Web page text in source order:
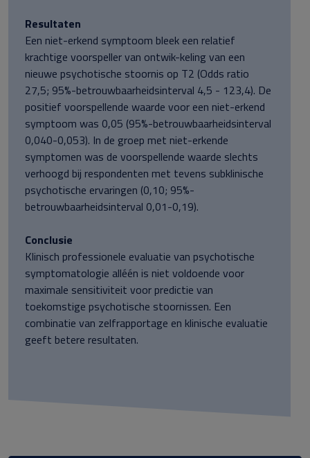
Resultaten
Een niet-erkend symptoom bleek een relatief
krachtige voorspeller van ontwik-keling van een
nieuwe psychotische stoornis op T2 (Odds ratio
27,5; 95%-betrouwbaarheidsinterval 4,5 - 123,4). De
positief voorspellende waarde voor een niet-erkend
symptoom was 0,05 (95%-betrouwbaarheidsinterval
0,040-0,053). In de groep met niet-erkende
symptomen was de voorspellende waarde slechts
verhoogd bij respondenten met tevens subklinische
psychotische ervaringen (0,10; 95%-
betrouwbaarheidsinterval 0,01-0,19).
Conclusie
Klinisch professionele evaluatie van psychotische
symptomatologie alléén is niet voldoende voor
maximale sensitiviteit voor predictie van
toekomstige psychotische stoornissen. Een
combinatie van zelfrapportage en klinische evaluatie
geeft betere resultaten.